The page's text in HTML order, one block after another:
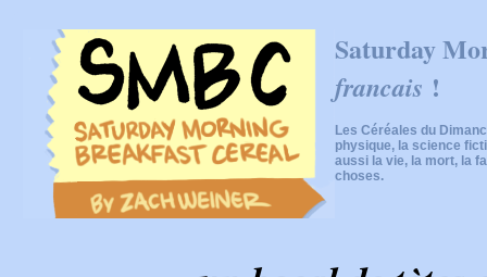
Saturday
francais !
Les Céréales du
physique, la science
aussi la vie, la mort, la
choses.